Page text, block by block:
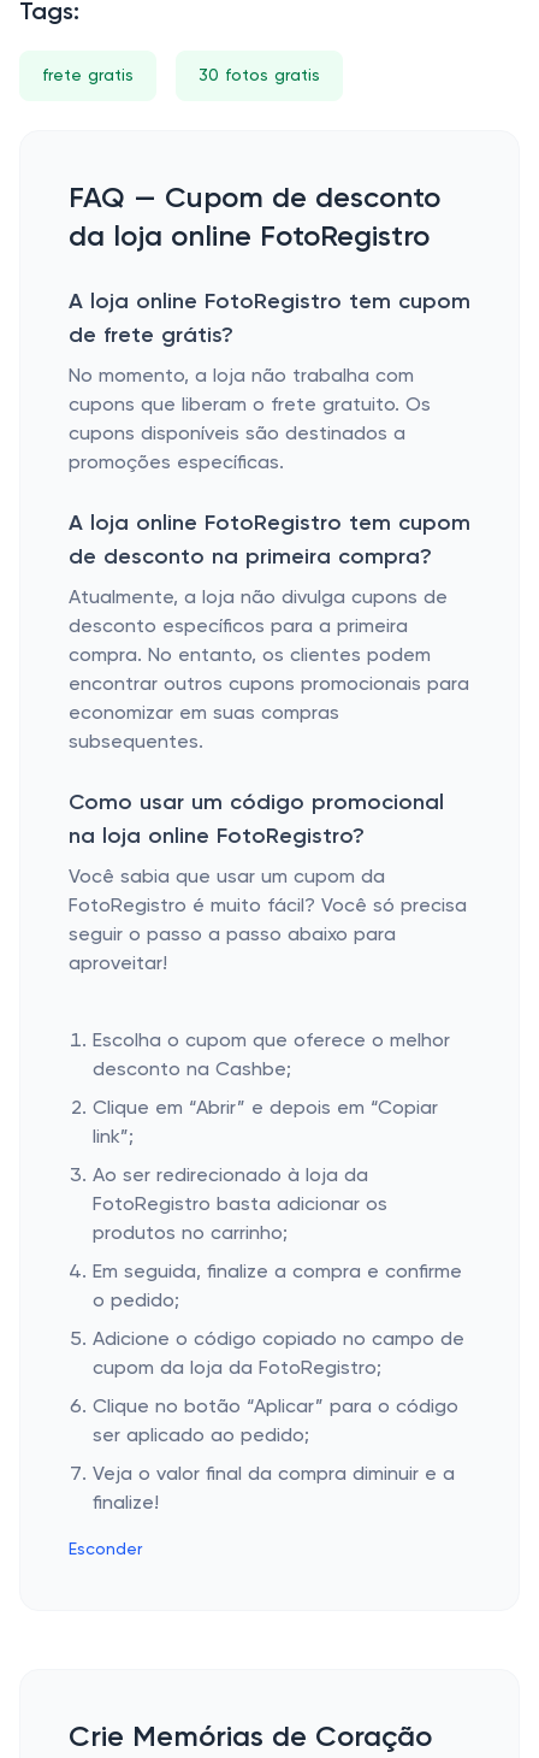
Tags:
frete gratis 30 fotos gratis
FAQ — Cupom de desconto
da loja online FotoRegistro
A loja online FotoRegistro tem cupom
de frete grátis?
No momento, a loja não trabalha com
cupons que liberam o frete gratuito. Os
cupons disponíveis são destinados a
promoções específicas.
A loja online FotoRegistro tem cupom
de desconto na primeira compra?
Atualmente, a loja não divulga cupons de
desconto específicos para a primeira
compra. No entanto, os clientes podem
encontrar outros cupons promocionais para
economizar em suas compras
subsequentes.
Como usar um código promocional
na loja online FotoRegistro?
Você sabia que usar um cupom da
FotoRegistro é muito fácil? Você só precisa
seguir o passo a passo abaixo para
aproveitar!
Escolha o cupom que oferece o melhor
desconto na Cashbe;
Clique em “Abrir” e depois em “Copiar
link”;
Ao ser redirecionado à loja da
FotoRegistro basta adicionar os
produtos no carrinho;
Em seguida, finalize a compra e confirme
o pedido;
Adicione o código copiado no campo de
cupom da loja da FotoRegistro;
Clique no botão “Aplicar” para o código
ser aplicado ao pedido;
Veja o valor final da compra diminuir e a
finalize!
Esconder
Crie Memórias de Coração